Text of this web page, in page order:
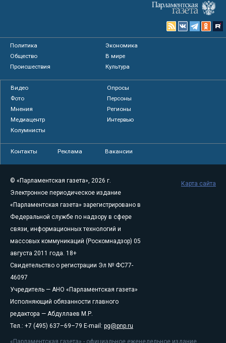
Политика
Экономика
Общество
В мире
Происшествия
Культура
Видео
Опросы
Фото
Персоны
Мнения
Регионы
Медиацентр
Интервью
Колумнисты
Контакты Реклама Вакансии
© «Парламентская газета», 2026 г.
Электронное периодическое издание
«Парламентская газета» зарегистрировано в
Федеральной службе по надзору в сфере
связи, информационных технологий и
массовых коммуникаций (Роскомнадзор) 05
августа 2011 года. 18+
Свидетельство о регистрации Эл № ФС77-
46097
Учредитель — АНО «Парламентская газета»
Исполняющий обязанности главного
редактора — Абдуллаев М.Р.
Тел.: +7 (495) 637–69–79 E-mail: pg@pnp.ru
«Парламентская газета» - официальное еженедельное издание
Карта сайта